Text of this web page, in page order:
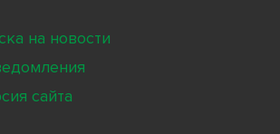
на новости
сайта